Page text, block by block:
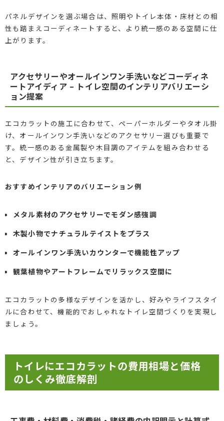
パネルデザインを選ぶ場合は、照明やトイレ本体・床材との相
性も踏まえコーディネートすると、より統一感のある空間に仕
上がります。
アクセサリーやオールインワン手洗いなどコーディネ
ートアイディア – トイレ空間のインテリアバリエーシ
ョン提案
エコカラットの施工に合わせて、ペーパーホルダーやタオル掛
け、オールインワン手洗いなどのアクセサリー選びも重要で
す。統一感のある金属製や木目調のアイテムを組み合わせる
と、デザイン性が引き立ちます。
おすすめインテリアのバリエーション例
メタル素材のアクセサリーでモダン感強調
木製小物でナチュラルテイストをプラス
オールインワン手洗いカウンターで機能性アップ
観葉植物やアートフレームでリラックス空間に
エコカラットの多様なデザインを活かし、好みやライフスタイ
ルに合わせて、機能的でおしゃれなトイレ空間づくりを実現し
ましょう。
トイレにエコカラットの費用相場と価格
のしくみ徹底解剖